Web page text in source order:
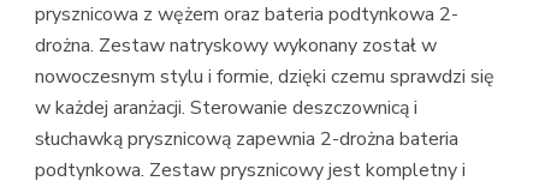
prysznicowa z wężem oraz bateria podtynkowa 2-
drożna. Zestaw natryskowy wykonany został w
nowoczesnym stylu i formie, dzięki czemu sprawdzi się
w każdej aranżacji. Sterowanie deszczownicą i
słuchawką prysznicową zapewnia 2-drożna bateria
podtynkowa. Zestaw prysznicowy jest kompletny i